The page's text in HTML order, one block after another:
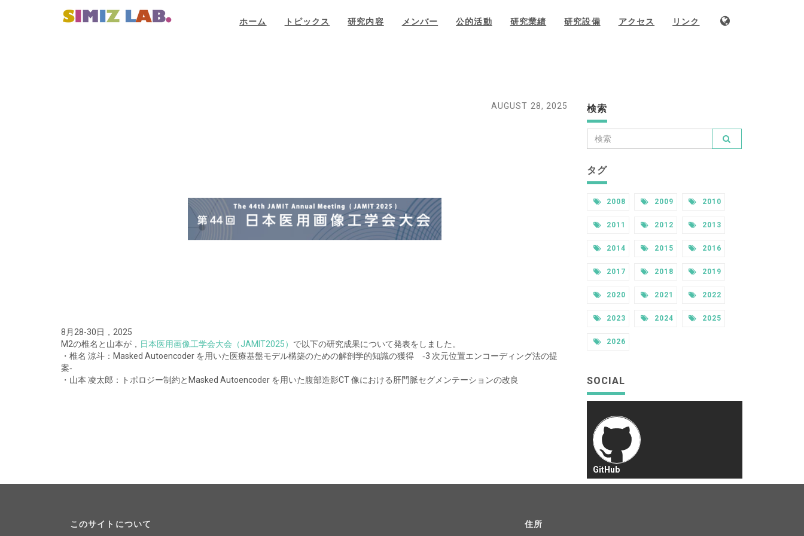
ホーム トピックス 研究内容 メンバー 公的活動 研究業績 研究設備 アクセス リンク
AUGUST 28, 2025
8月28-30日，2025
M2の椎名と山本が， 日本医用画像工学会大会（JAMIT2025） で以下の研究成果について発表をしました。
・椎名 涼斗：Masked Autoencoder を用いた医療基盤モデル構築のための解剖学的知識の獲得 ‐3 次元位置エンコーディング法の提
案‐
・山本 凌太郎：トポロジー制約とMasked Autoencoder を用いた腹部造影CT 像における肝門脈セグメンテーションの改良
検索
タグ
2008 2009 2010
2011 2012 2013
2014 2015 2016
2017 2018 2019
2020 2021 2022
2023 2024 2025
2026
SOCIAL
GitHub
このサイトについて 住所